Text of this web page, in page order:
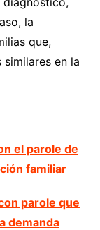
la
que,
en la
el parole de
familiar
parole que
demanda